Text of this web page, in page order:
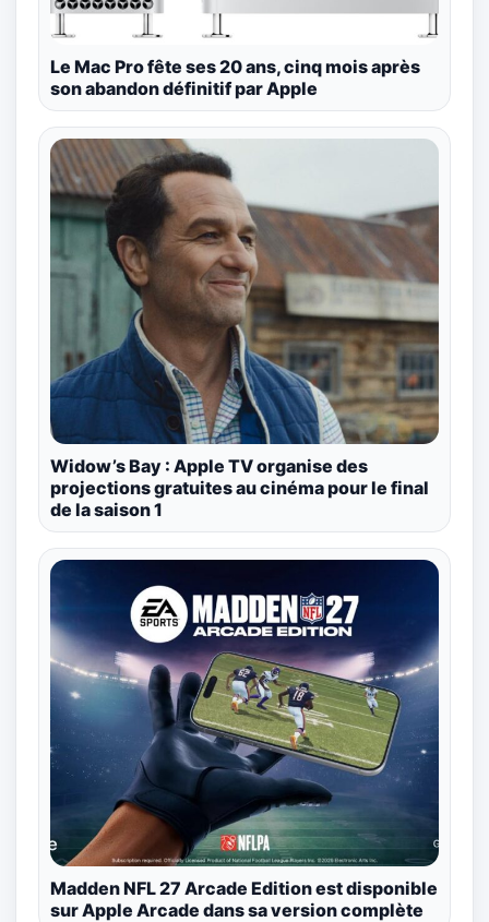
Le Mac Pro fête ses 20 ans, cinq mois après
son abandon définitif par Apple
Widow’s Bay : Apple TV organise des
projections gratuites au cinéma pour le final
de la saison 1
Madden NFL 27 Arcade Edition est disponible
sur Apple Arcade dans sa version complète